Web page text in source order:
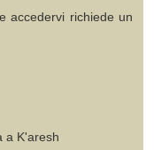
accedervi richiede un
a K'aresh